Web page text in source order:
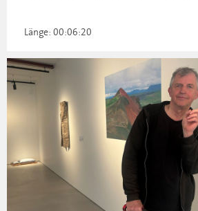
Länge: 00:06:20